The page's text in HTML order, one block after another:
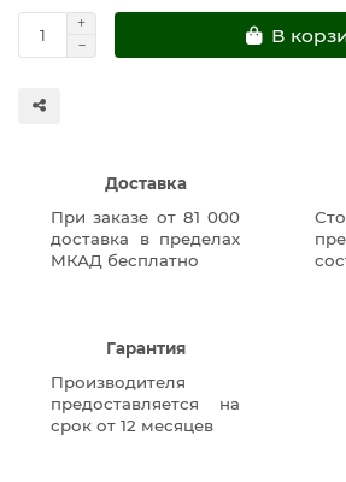
В
Доставка
При заказе от 81 000
доставка в пределах
МКАД бесплатно
Гарантия
Производителя
предоставляется на
срок от 12 месяцев